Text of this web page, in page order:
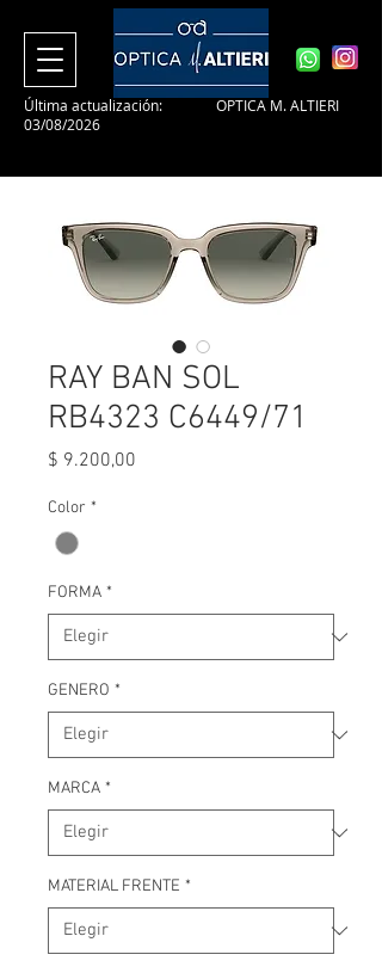
Última actualización:
03/08/2026
OPTICA M. ALTIERI
RAY BAN SOL
RB4323 C6449/71
$ 9.200,00
Color *
FORMA *
GENERO *
MARCA *
MATERIAL FRENTE *